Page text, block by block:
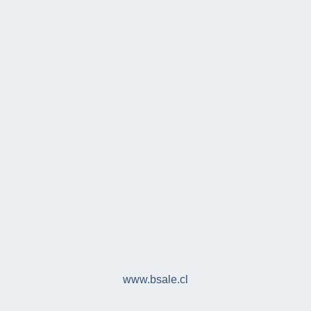
www.bsale.cl